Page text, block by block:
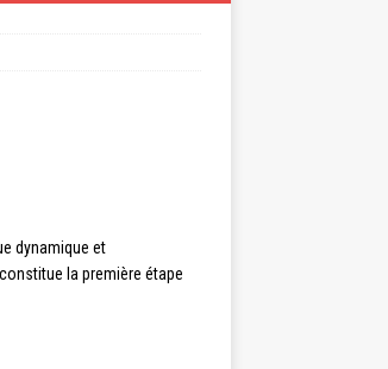
dynamique et
la première étape